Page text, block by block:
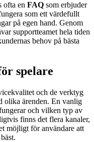
ofta en FAQ som erbjuder
som ett värdefullt
på egen hand. Genom
supportteamet hela tiden
behov på bästa
spelare
och de verktyg
olika ärenden. En vanlig
och vilken typ av
finns det flera kanaler,
möjligt för användare att